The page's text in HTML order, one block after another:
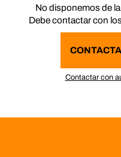
No disponemos de
Debe contactar con
Contactar con